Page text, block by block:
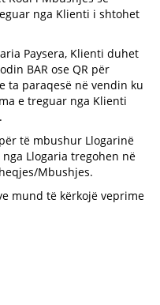
nga Klienti i shtohet
Paysera, Klienti duhet
BAR ose QR për
ta paraqesë në vendin ku
e treguar nga Klienti
të mbushur Llogarinë
Llogaria tregohen në
Mbushjes.
mund të kërkojë veprime